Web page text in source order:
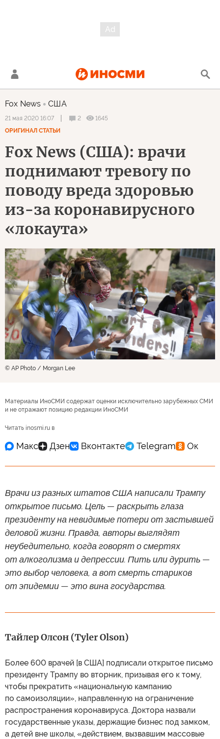
Fox News США
21 мая 2020 16:07 2
1645
ОРИГИНАЛ СТАТЬИ
Fox News (США): врачи
поднимают тревогу по
поводу вреда здоровью
из-за коронавирусного
«локаута»
© AP Photo / Morgan Lee
Материалы ИноСМИ содержат оценки исключительно зарубежных СМИ
и не отражают позицию редакции ИноСМИ
Читать inosmi.ru в
Врачи из разных штатов США написали Трампу
открытое письмо. Цель — раскрыть глаза
президенту на невидимые потери от застывшей
деловой жизни. Правда, авторы выглядят
неубедительно, когда говорят о смертях
от алкоголизма и депрессии. Пить или дурить —
это выбор человека, а вот смерть стариков
от эпидемии — это вина государства.
Тайлер Олсон (Tyler Olson)
Более 600 врачей [в США] подписали открытое письмо
президенту Трампу во вторник, призывая его к тому,
чтобы прекратить «национальную кампанию
по самоизоляции», направленную на ограничение
распространения коронавируса. Доктора назвали
государственные указы, держащие бизнес под замком,
а детей вне школы, «действием, вызвавшим массовые